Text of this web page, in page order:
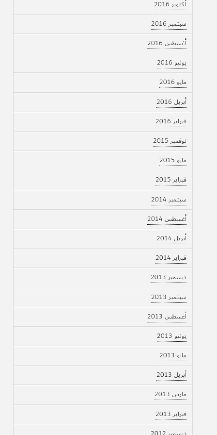
أكتوبر 2016
سبتمبر 2016
أغسطس 2016
يوليو 2016
مايو 2016
أبريل 2016
فبراير 2016
نوفمبر 2015
مايو 2015
فبراير 2015
سبتمبر 2014
أغسطس 2014
أبريل 2014
فبراير 2014
ديسمبر 2013
سبتمبر 2013
أغسطس 2013
يونيو 2013
مايو 2013
أبريل 2013
مارس 2013
فبراير 2013